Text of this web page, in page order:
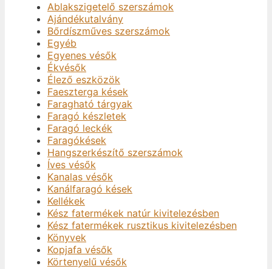
Ablakszigetelő szerszámok
Ajándékutalvány
Bőrdíszműves szerszámok
Egyéb
Egyenes vésők
Ékvésők
Élező eszközök
Faeszterga kések
Faragható tárgyak
Faragó készletek
Faragó leckék
Faragókések
Hangszerkészítő szerszámok
Íves vésők
Kanalas vésők
Kanálfaragó kések
Kellékek
Kész fatermékek natúr kivitelezésben
Kész fatermékek rusztikus kivitelezésben
Könyvek
Kopjafa vésők
Körtenyelű vésők